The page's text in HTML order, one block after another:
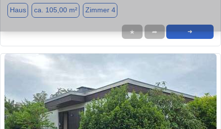
Haus ca. 105,00 m² Zimmer 4
★ ➦ ➜